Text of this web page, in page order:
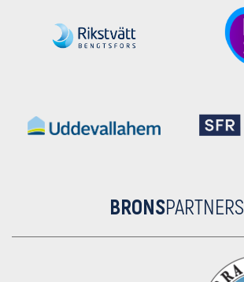
BRONSPARTNERS